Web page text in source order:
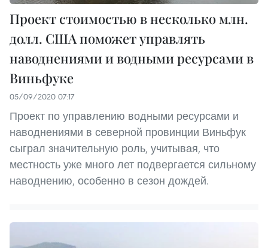
Проект стоимостью в несколько млн.
долл. США поможет управлять
наводнениями и водными ресурсами в
Виньфуке
05/09/2020 07:17
Проект по управлению водными ресурсами и
наводнениями в северной провинции Виньфук
сыграл значительную роль, учитывая, что
местность уже много лет подвергается сильному
наводнению, особенно в сезон дождей.